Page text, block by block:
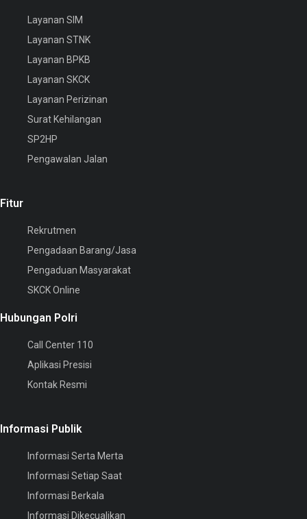
Layanan SIM
Layanan STNK
Layanan BPKB
Layanan SKCK
Layanan Perizinan
Surat Kehilangan
SP2HP
Pengawalan Jalan
Fitur
Rekrutmen
Pengadaan Barang/Jasa
Pengaduan Masyarakat
SKCK Online
Hubungan Polri
Call Center 110
Aplikasi Presisi
Kontak Resmi
Informasi Publik
Informasi Serta Merta
Informasi Setiap Saat
Informasi Berkala
Informasi Dikecualikan